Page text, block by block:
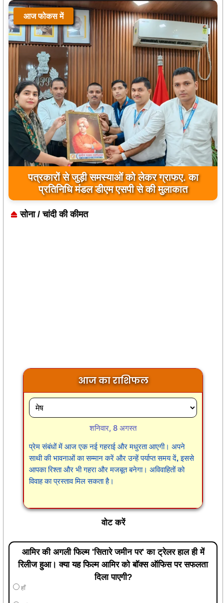
आज फोकस में
जिला कारागार में दो पावरलूम सेट का उद्घाटन, बंदियों को
मिलेगा रोजगार का अवसर
सोना / चांदी की कीमत
आज का राशिफल
शनिवार, 8 अगस्त
प्रेम संबंधों में आज एक नई गहराई और मधुरता आएगी। अपने
साथी की भावनाओं का सम्मान करें और उन्हें पर्याप्त समय दें, इससे
आपका रिश्ता और भी गहरा और मजबूत बनेगा। अविवाहितों को
विवाह का प्रस्ताव मिल सकता है।
वोट करें
आमिर की अगली फिल्म 'सितारे जमीन पर' का ट्रेलर हाल ही में
रिलीज हुआ। क्या यह फिल्म आमिर को बॉक्स ऑफिस पर सफलता
दिला पाएगी?
हाँ